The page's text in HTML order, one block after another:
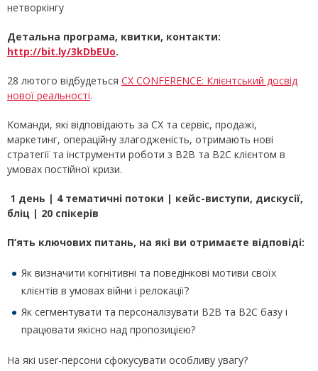
нетворкінгу
Детальна програма, квитки, контакти:
http://bit.ly/3kDbEUo.
28 лютого відбудеться СХ СONFERENCE: Клієнтський досвід
нової реальності.
Команди, які відповідають за СХ та сервіс, продажі,
маркетинг, операційну злагодженість, отримають нові
стратегії та інструменти роботи з B2B та В2С клієнтом в
умовах постійної кризи.
1 день | 4 тематичні потоки | кейс-виступи, дискусії,
бліц | 20 cпікерів
П’ять ключових питань, на які ви отримаєте відповіді:
Як визначити когнітивні та поведінкові мотиви своїх
клієнтів в умовах війни і релокації?
Як сегментувати та персоналізувати В2В та В2С базу і
працювати якісно над пропозицією?
На які user-персони сфокусувати особливу увагу?